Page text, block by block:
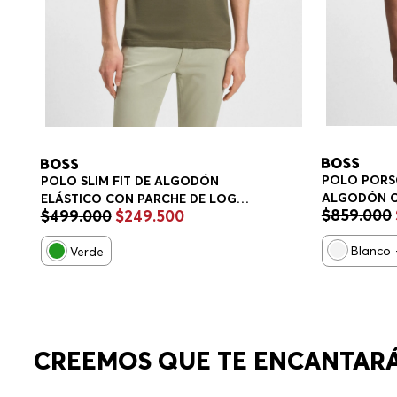
POLO SLIM FIT DE ALGODÓN
ELÁSTICO CON PARCHE DE LOGO
POLO SLIM FIT HOMBRE
$499.000 $249.500
Verde
POLO
ALGODÓN
HUMEDAD
HOMBRE
$859.000
Blanco
CREEMOS QUE TE